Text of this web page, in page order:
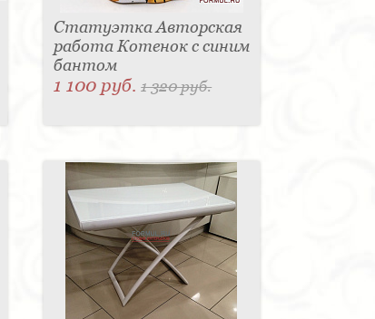
Статуэтка Авторская
работа Котенок с синим
бантом
1 100 руб.1 320 руб.